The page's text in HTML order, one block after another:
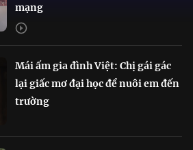
mạng
Mái ấm gia đình Việt: Chị gái gác
lại giấc mơ đại học để nuôi em đến
trường